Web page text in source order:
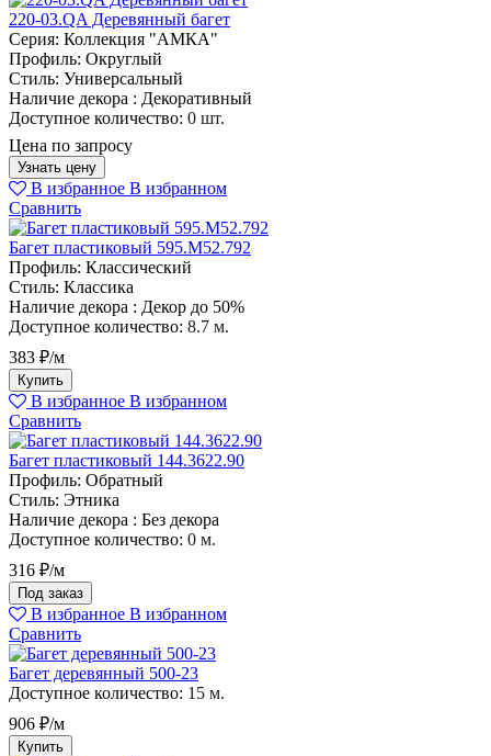
220-03.QA Деревянный багет
Серия: Коллекция "АМКА"
Профиль: Округлый
Стиль: Универсальный
Наличие декора : Декоративный
Доступное количество: 0 шт.
Цена по запросу
Узнать цену
В избранное В избранном
Сравнить
Багет пластиковый 595.M52.792
Профиль: Классический
Стиль: Классика
Наличие декора : Декор до 50%
Доступное количество: 8.7 м.
383 ₽/м
Купить
В избранное В избранном
Сравнить
Багет пластиковый 144.3622.90
Профиль: Обратный
Стиль: Этника
Наличие декора : Без декора
Доступное количество: 0 м.
316 ₽/м
Под заказ
В избранное В избранном
Сравнить
Багет деревянный 500-23
Доступное количество: 15 м.
906 ₽/м
Купить